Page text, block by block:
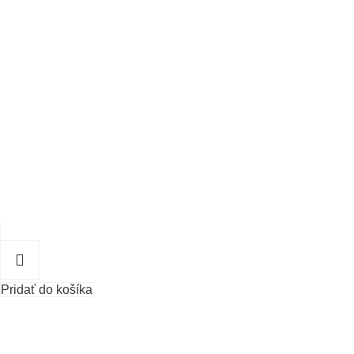
Pridať do košíka